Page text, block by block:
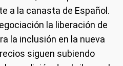
a la canasta de Español.
la liberación de
la inclusión en la nueva
siguen subiendo